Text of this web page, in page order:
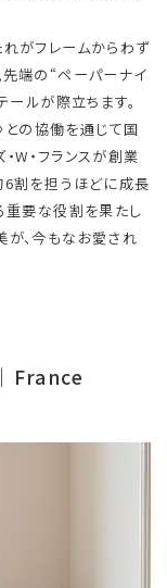
がフレームからわず
端の“ペーパーナイ
ールが際立ちます。
との協働を通じて国
W・フランスが創業
6割を担うほどに成長
重要な役割を果たし
、今もなお愛され
France